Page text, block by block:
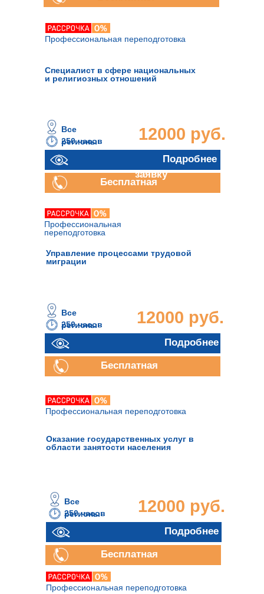
Специалист в сфере национальных
и религиозных отношений
Управление процессами трудовой
миграции
250 часов 12000 руб.
Все
регионы
Профессиональная переподготовка
Профессиональная переподготовка
250 часов 12000 руб.
Отправить
заявку
Все
регионы
Подробнее
Подробнее
Бесплатная
консультация
Бесплатная
Оказание государственных услуг в
области занятости населения
250 часов 12000 руб.
Все
регионы
Подробнее
Бесплатная
Профессиональная
переподготовка
Профессиональная переподготовка